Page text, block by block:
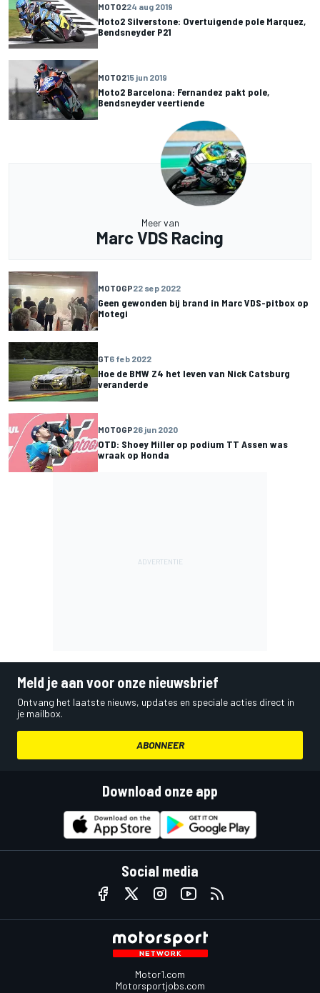
MOTO224 aug 2019
Moto2 Silverstone: Overtuigende pole Marquez,
Bendsneyder P21
MOTO215 jun 2019
Moto2 Barcelona: Fernandez pakt pole,
Bendsneyder veertiende
Meer van
Marc VDS Racing
MOTOGP22 sep 2022
Geen gewonden bij brand in Marc VDS-pitbox op
Motegi
GT6 feb 2022
Hoe de BMW Z4 het leven van Nick Catsburg
veranderde
MOTOGP26 jun 2020
OTD: Shoey Miller op podium TT Assen was
wraak op Honda
Meld je aan voor onze nieuwsbrief
Ontvang het laatste nieuws, updates en speciale acties direct in
je mailbox.
ABONNEER
Download onze app
Social media
Motor1.com
Motorsportjobs.com